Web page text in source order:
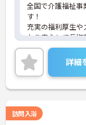
全国で介護福祉事
す！
充実の福利厚生や
おり安心して長期
ご興味ある方には
細をお話致します
詳細
訪問入浴